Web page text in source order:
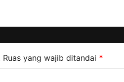
Ruas yang wajib ditandai *